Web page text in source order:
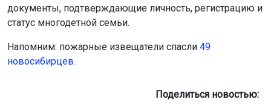
документы, подтверждающие личность, регистрацию и
статус многодетной семьи.
Напомним: пожарные извещатели спасли 49
новосибирцев.
Поделиться новостью: